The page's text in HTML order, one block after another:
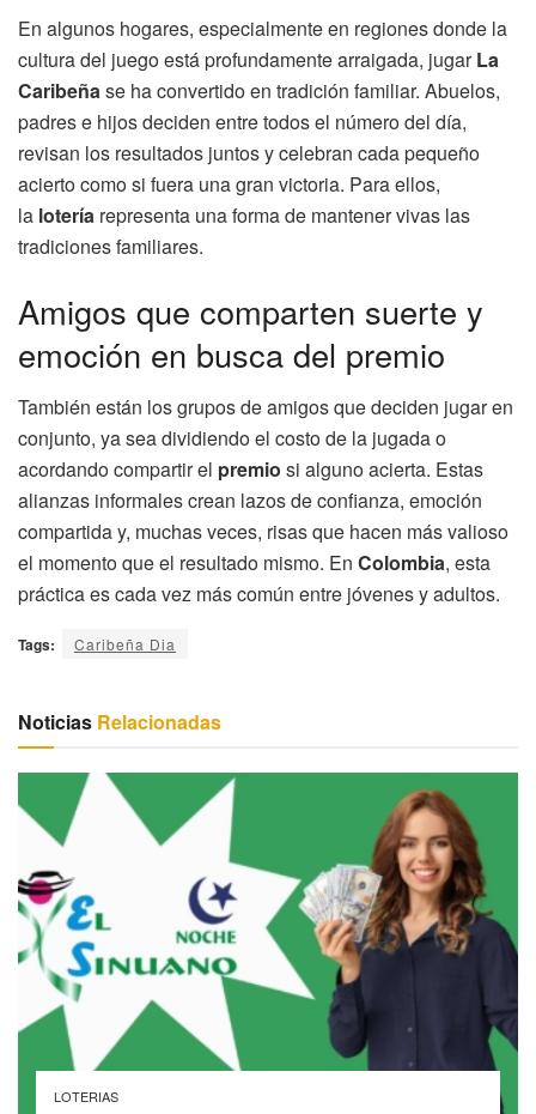
En algunos hogares, especialmente en regiones donde la
cultura del juego está profundamente arraigada, jugarLa
Caribeñase ha convertido en tradición familiar. Abuelos,
padres e hijos deciden entre todos el número del día,
revisan los resultados juntos y celebran cada pequeño
acierto como si fuera una gran victoria. Para ellos,
la lotería representa una forma de mantener vivas las
tradiciones familiares.
Amigos que comparten suerte y
emoción en busca del premio
También están los grupos de amigos que deciden jugar en
conjunto, ya sea dividiendo el costo de la jugada o
acordando compartir el premio si alguno acierta. Estas
alianzas informales crean lazos de confianza, emoción
compartida y, muchas veces, risas que hacen más valioso
el momento que el resultado mismo. En Colombia, esta
práctica es cada vez más común entre jóvenes y adultos.
Tags: Caribeña Dia
Noticias Relacionadas
LOTERIAS